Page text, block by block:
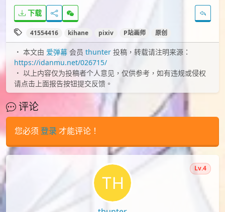
id=138578236
下载
41554416 kihane pixiv P站画师 原创
thunter 投稿，转载请注明来源：
https://idanmu.net/026715/
以上内容仅为投稿者个人意见，仅供参考，如有违规或侵权
请点击上面报告按钮提交反馈。